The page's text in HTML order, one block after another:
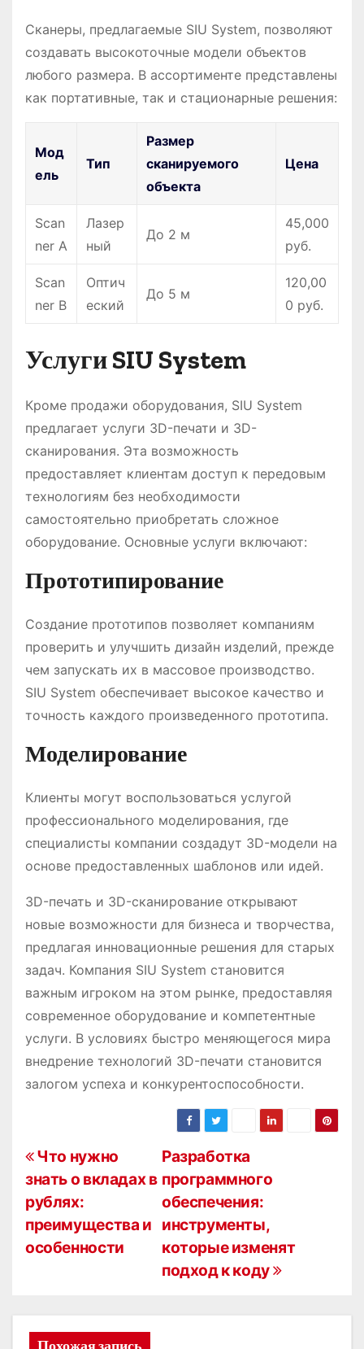
Сканеры, предлагаемые SIU System, позволяют
создавать высокоточные модели объектов
любого размера. В ассортименте представлены
как портативные, так и стационарные решения:
Мод
ель
Тип
Размер
сканируемого
объекта
Цена
Scan
ner A
Лазер
ный
До 2 м
45,000
руб.
Scan
ner B
Оптич
еский
До 5 м
120,00
0 руб.
Услуги SIU System
Кроме продажи оборудования, SIU System
предлагает услуги 3D-печати и 3D-
сканирования. Эта возможность
предоставляет клиентам доступ к передовым
технологиям без необходимости
самостоятельно приобретать сложное
оборудование. Основные услуги включают:
Прототипирование
Создание прототипов позволяет компаниям
проверить и улучшить дизайн изделий, прежде
чем запускать их в массовое производство.
SIU System обеспечивает высокое качество и
точность каждого произведенного прототипа.
Моделирование
Клиенты могут воспользоваться услугой
профессионального моделирования, где
специалисты компании создадут 3D-модели на
основе предоставленных шаблонов или идей.
3D-печать и 3D-сканирование открывают
новые возможности для бизнеса и творчества,
предлагая инновационные решения для старых
задач. Компания SIU System становится
важным игроком на этом рынке, предоставляя
современное оборудование и компетентные
услуги. В условиях быстро меняющегося мира
внедрение технологий 3D-печати становится
залогом успеха и конкурентоспособности.
Н
а
в
и
а
Разработка
программного
обеспечения:
инструменты,
которые изменят
подход к коду
Что нужно
знать о вкладах в
рублях:
преимущества и
особенности